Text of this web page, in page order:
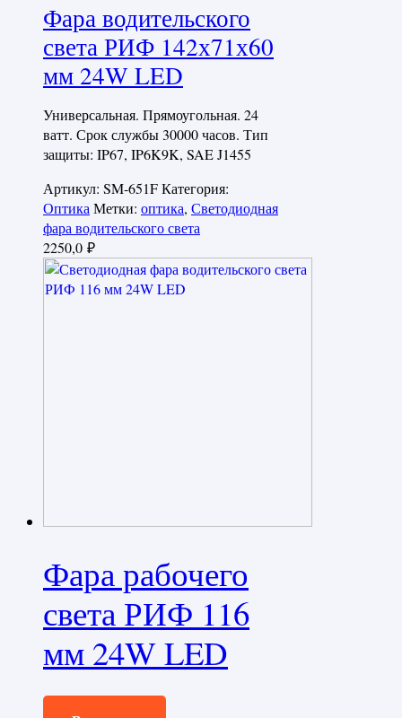
Фара водительского
света РИФ 142х71х60
мм 24W LED
Универсальная. Прямоугольная. 24
ватт. Срок службы 30000 часов. Тип
защиты: IP67, IP6K9K, SAE J1455
Артикул: SM-651FКатегория:
Оптика Метки: оптика, Светодиодная
фара водительского света
2250,0 ₽
Фара рабочего
света РИФ 116
мм 24W LED
2270,0₽